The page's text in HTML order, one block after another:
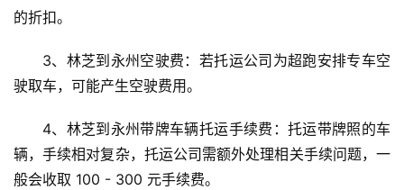
的折扣。
3、林芝到永州空驶费：若托运公司为超跑安排专车空
驶取车，可能产生空驶费用。
4、林芝到永州带牌车辆托运手续费：托运带牌照的车
辆，手续相对复杂，托运公司需额外处理相关手续问题，一
般会收取 100 - 300 元手续费。